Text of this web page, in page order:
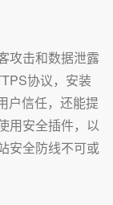
攻击和数据泄露
协议，安装
户信任，还能提
用安全插件，以
安全防线不可或